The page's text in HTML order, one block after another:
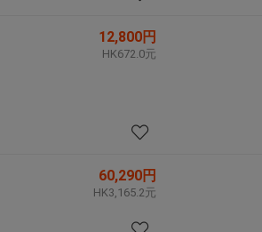
12,800円
HK672.0元
60,290円
HK3,165.2元